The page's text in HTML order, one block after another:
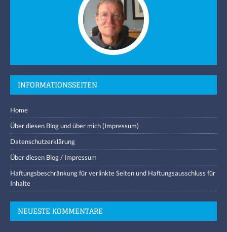
INFORMATIONSSEITEN
Home
Über diesen Blog und über mich (Impressum)
Datenschutzerklärung
Über diesen Blog / Impressum
Haftungsbeschränkung für verlinkte Seiten und Haftungsausschluss für
Inhalte
NEUESTE KOMMENTARE